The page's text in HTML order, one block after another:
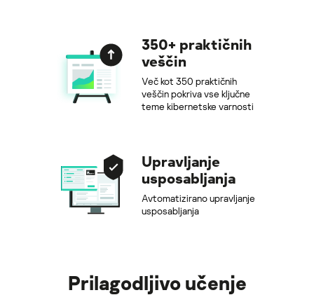
350+ praktičnih
veščin
Več kot 350 praktičnih
veščin pokriva vse ključne
teme kibernetske varnosti
Upravljanje
usposabljanja
Avtomatizirano upravljanje
usposabljanja
Prilagodljivo učenje